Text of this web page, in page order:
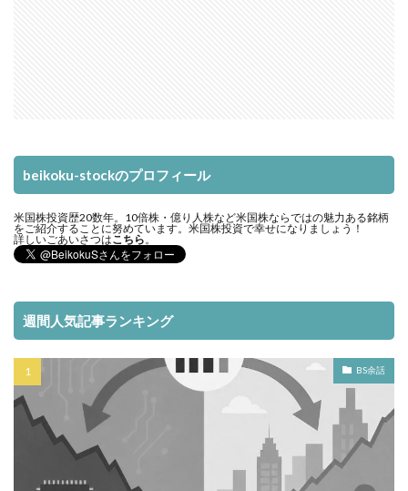
beikoku-stockのプロフィール
米国株投資歴20数年。10倍株・億り人株など米国株ならではの魅力ある銘柄
をご紹介することに努めています。米国株投資で幸せになりましょう！
詳しいごあいさつはこちら 。
週間人気記事ランキング
BS余話